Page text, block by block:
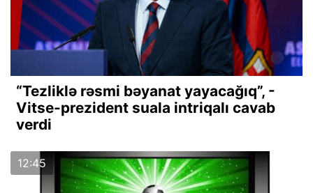
“Tezliklə rəsmi bəyanat yayacağıq”, -
Vitse-prezident suala intriqalı cavab
verdi
12:45